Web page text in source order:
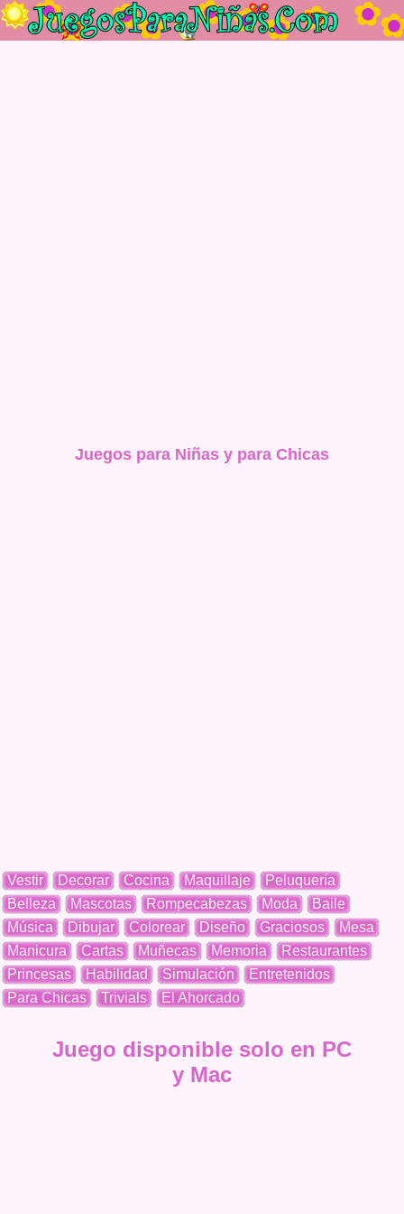
Juegos para Niñas y para Chicas
Vestir Decorar Cocina Maquillaje
Peluquería
Belleza
Mascotas Rompecabezas Moda
Baile
Música
Dibujar Colorear Diseño Graciosos
Mesa
Manicura
Cartas Muñecas Memoria
Restaurantes
Princesas
Habilidad Simulación
Entretenidos
Para Chicas
Trivials El Ahorcado
Juego disponible solo en PC
y Mac